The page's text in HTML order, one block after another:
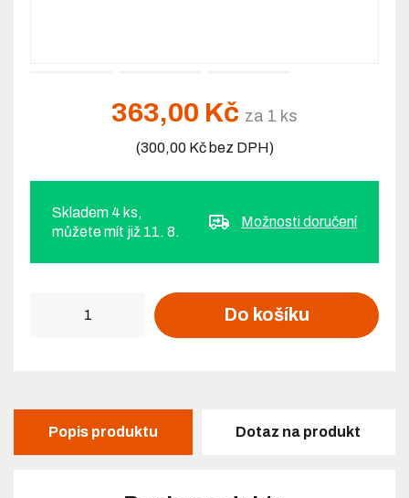
363,00 Kč za 1 ks
(300,00 Kč bez DPH)
Skladem 4 ks,
můžete mít již 11. 8.
Možnosti doručení
Do košíku
Popis produktu Dotaz na produkt